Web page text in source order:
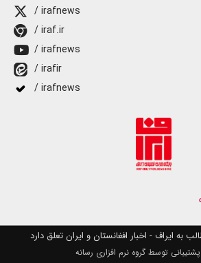
/ irafnews
/ iraf.ir
/ irafnews
/ irafir
/ irafnews
به ایراف - اخبار افغانستان و ایران تعلق دارد
توسط گروه نرم افزاری رسانه